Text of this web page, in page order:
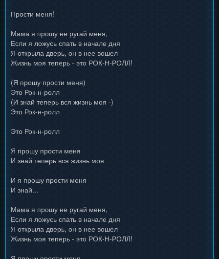
Прости меня!
Мама я прошу не ругай меня,
Если я ложусь спать в начале дня
Я открыла дверь, он в нее вошел
Жизнь моя теперь - это РОК-Н-РОЛЛ!
(Я прошу прости меня)
Это Рок-н-ролл
(И знай теперь вся жизнь моя -)
Это Рок-н-ролл
Это Рок-н-ролл
Я прошу прости меня
И знай теперь вся жизнь моя
И я прошу прости меня
И знай...
Мама я прошу не ругай меня,
Если я ложусь спать в начале дня
Я открыла дверь, он в нее вошел
Жизнь моя теперь - это РОК-Н-РОЛЛ!